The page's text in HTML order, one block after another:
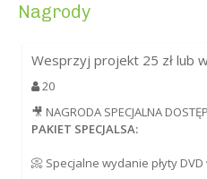
Nagrody
Wesprzyj projekt 25 zł lub
20
🎥 NAGRODA SPECJALNA
PAKIET SPECJALSA:
📀 Specjalne wydanie płyty